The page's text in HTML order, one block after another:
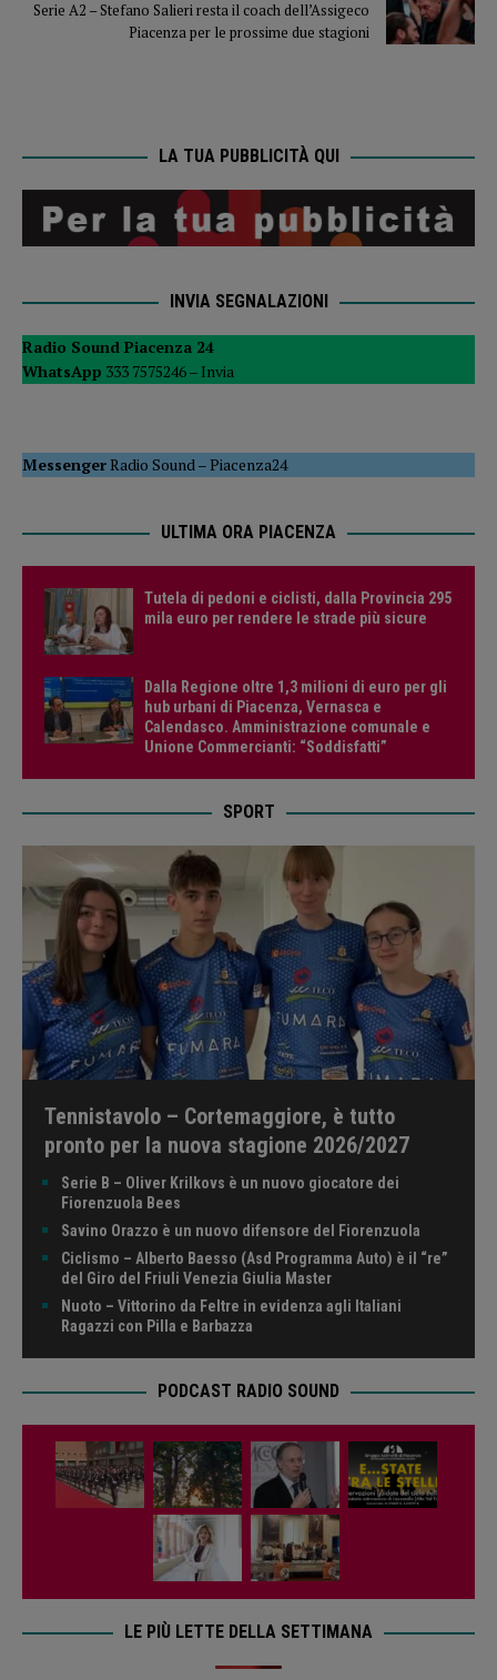
Serie A2 – Stefano Salieri resta il coach dell’Assigeco
Piacenza per le prossime due stagioni
LA TUA PUBBLICITÀ QUI
INVIA SEGNALAZIONI
Radio Sound Piacenza 24
WhatsApp 333 7575246 – Invia
MessengerRadio Sound –Piacenza24
ULTIMA ORA PIACENZA
Tutela di pedoni e ciclisti, dalla Provincia 295
mila euro per rendere le strade più sicure
Dalla Regione oltre 1,3 milioni di euro per gli
hub urbani di Piacenza, Vernasca e
Calendasco. Amministrazione comunale e
Unione Commercianti: “Soddisfatti”
SPORT
Tennistavolo – Cortemaggiore, è tutto
pronto per la nuova stagione 2026/2027
Serie B – Oliver Krilkovs è un nuovo giocatore dei
Fiorenzuola Bees
Savino Orazzo è un nuovo difensore del Fiorenzuola
Ciclismo – Alberto Baesso (Asd Programma Auto) è il “re”
del Giro del Friuli Venezia Giulia Master
Nuoto – Vittorino da Feltre in evidenza agli Italiani
Ragazzi con Pilla e Barbazza
PODCAST RADIO SOUND
LE PIÙ LETTE DELLA SETTIMANA